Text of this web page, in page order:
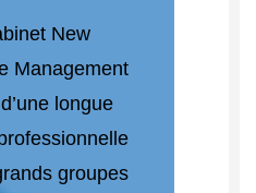
New
Management
longue
groupes